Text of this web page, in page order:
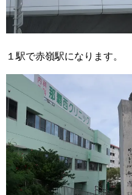
１駅で赤嶺駅になります。